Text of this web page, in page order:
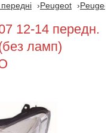
Peugeot
12-14 передн.
ламп)